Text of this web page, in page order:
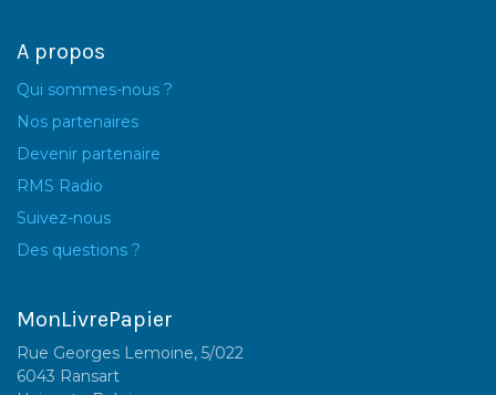
A propos
Qui sommes-nous ?
Nos partenaires
Devenir partenaire
RMS Radio
Suivez-nous
Des questions ?
MonLivrePapier
Rue Georges Lemoine, 5/022
6043 Ransart